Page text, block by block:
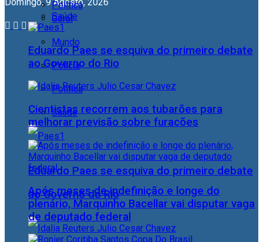
Geral
Mundo
Polícia
Política
Saúde
Eduardo Paes se esquiva do primeiro debate
ao Governo do Rio
Política
Saúde
Eduardo Paes se esquiva do primeiro debate
ao Governo do Rio
Cientistas recorrem aos tubarões para
melhorar previsão sobre furacões
Após meses de indefinição e longe do
plenário, Marquinho Bacellar vai disputar vaga
de deputado federal